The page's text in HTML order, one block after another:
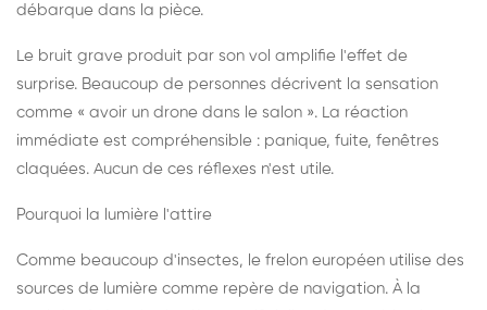
débarque dans la pièce.
Le bruit grave produit par son vol amplifie l'effet de
surprise. Beaucoup de personnes décrivent la sensation
comme « avoir un drone dans le salon ». La réaction
immédiate est compréhensible : panique, fuite, fenêtres
claquées. Aucun de ces réflexes n'est utile.
Pourquoi la lumière l'attire
Comme beaucoup d'insectes, le frelon européen utilise des
sources de lumière comme repère de navigation. À la